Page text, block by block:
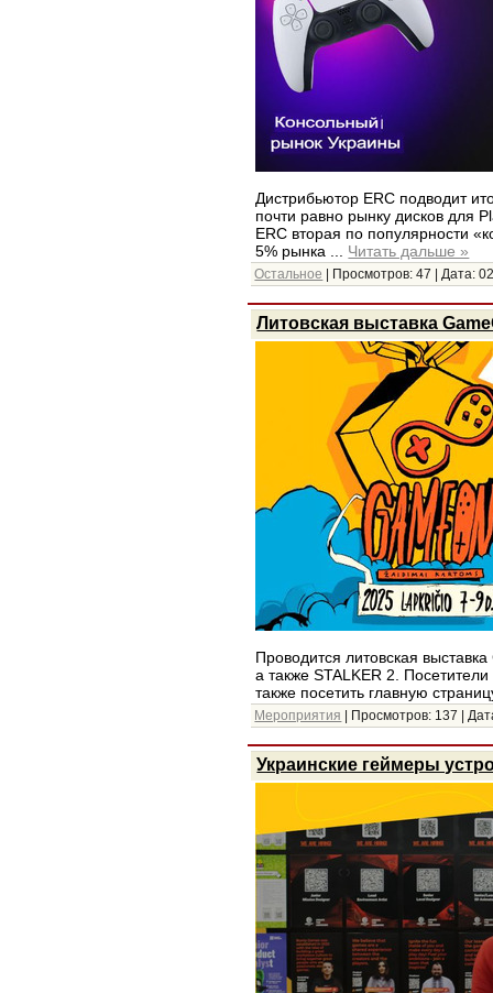
Дистрибьютор ERC подводит
почти равно рынку дисков для
ERC вторая по популярности
5% рынка
Читать дальше »
Остальное | Просмотров: 47 | Дата:
Литовская выставка
Проводится литовская
а также STALKER 2.
также посетить главную
Мероприятия | Просмотров: 137 |
Украинские геймеры